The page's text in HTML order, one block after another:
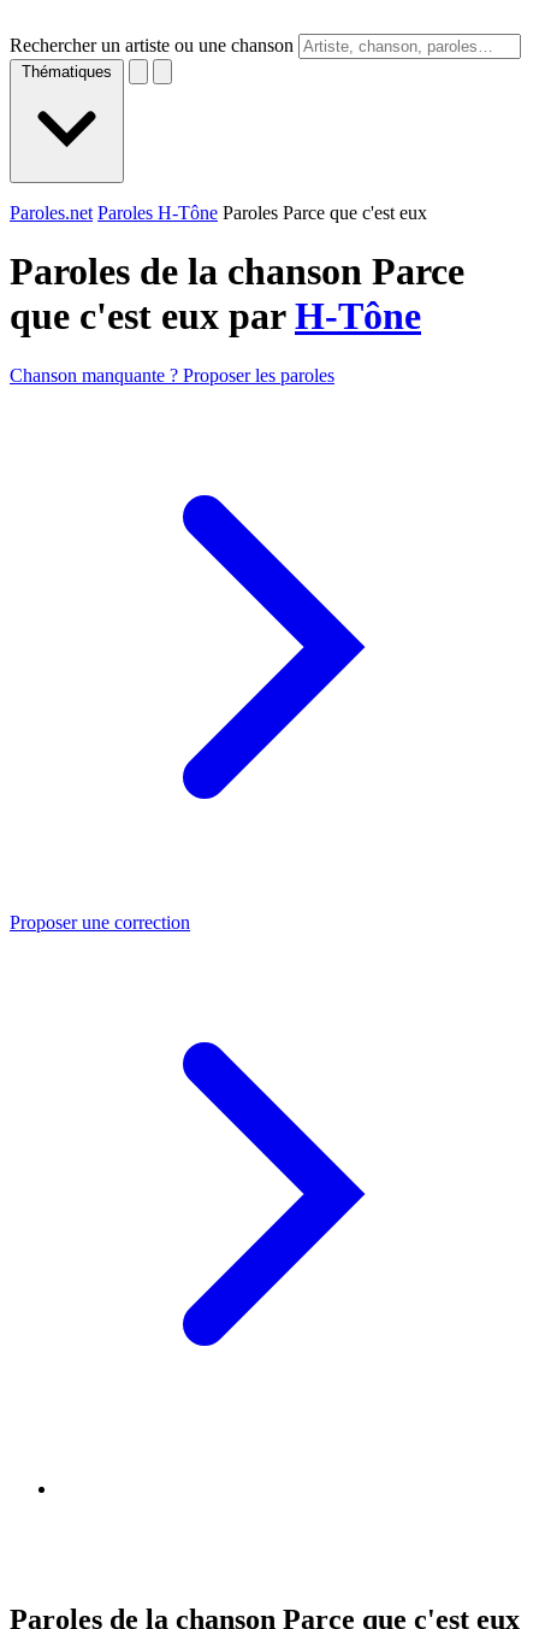
Rechercher un artiste ou une chanson
Thématiques
Paroles.net Paroles H-Tône Paroles Parce que c'est eux
Paroles de la chanson Parce
que c'est eux parH-Tône
Chanson manquante ? Proposer les paroles
Proposer une correction
Paroles de la chanson Parce que c'est eux